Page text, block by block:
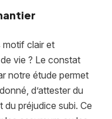
motif clair et
vie ? Le constat
notre étude permet
d’attester du
préjudice subi. Ce